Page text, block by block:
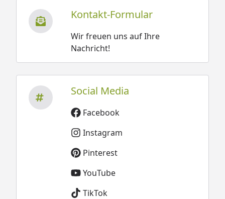
Kontakt-Formular
Wir freuen uns auf Ihre
Nachricht!
Social Media
Facebook
Instagram
Pinterest
YouTube
TikTok